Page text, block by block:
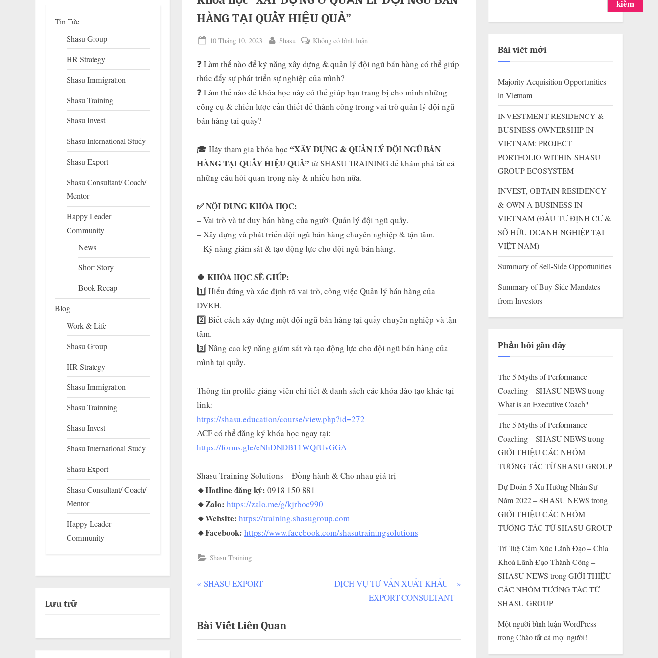
Toggle
HÀNG TẠI QUẦY HIỆU QUẢ”
Posted
10 Tháng 10, 2023 By
Shasu Không có bình luận
học
DỰNG
QUẢN
NGŨ
BÁN
QUẢ”
❓ Làm thế nào để kỹ năng xây dựng & quản lý đội ngũ bán hàng có thể giúp
thúc đẩy sự phát triển sự nghiệp của mình?
❓ Làm thế nào để khóa học này có thể giúp bạn trang bị cho mình những
công cụ & chiến lược cần thiết để thành công trong vai trò quản lý đội ngũ
bán hàng tại quầy?
🎓 Hãy tham gia khóa học “XÂY DỰNG & QUẢN LÝ ĐỘI NGŨ BÁN
HÀNG TẠI QUẦY HIỆU QUẢ” từ SHASU TRAINING để khám phá tất cả
những câu hỏi quan trọng này & nhiều hơn nữa.
✅ NỘI DUNG KHÓA HỌC:
– Vai trò và tư duy bán hàng của người Quản lý đội ngũ quầy.
– Xây dựng và phát triển đội ngũ bán hàng chuyên nghiệp & tận tâm.
– Kỹ năng giám sát & tạo động lực cho đội ngũ bán hàng.
🍀 KHÓA HỌC SẼ GIÚP:
1️⃣ Hiểu đúng và xác định rõ vai trò, công việc Quản lý bán hàng của
DVKH.
2️⃣ Biết cách xây dựng một đội ngũ bán hàng tại quầy chuyên nghiệp và tận
tâm.
3️⃣ Nâng cao kỹ năng giám sát và tạo động lực cho đội ngũ bán hàng của
mình tại quầy.
Thông tin profile giảng viên chi tiết & danh sách các khóa đào tạo khác tại
link:
https://shasu.education/course/view.php?id=272
ACE có thể đăng ký khóa học ngay tại:
https://forms.gle/eNhDNDB11WQfUvGGA
—————————
Shasu Training Solutions – Đồng hành & Cho nhau giá trị
🔸Hotline đăng ký: 0918 150 881
🔸Zalo: https://zalo.me/g/kjrboc990
🔸Website: https://training.shasugroup.com
🔸Facebook: https://www.facebook.com/shasutrainingsolutions
Shasu Training
Điều
bài
P
v
i
SHASU EXPORT
N
P
DỊCH VỤ TƯ VẤN XUẤT KHẨU –
EXPORT CONSULTANT
Bài Viết Liên Quan
Tin Tức
Shasu Group
HR Strategy
Shasu Immigration
Shasu Training
Shasu Invest
Shasu International Study
Shasu Export
Shasu Consultant/ Coach/
Mentor
Happy Leader
Community
News
Short Story
Book Recap
Blog
Work & Life
Shasu Group
HR Strategy
Shasu Immigration
Shasu Trainning
Shasu Invest
Shasu International Study
Shasu Export
Shasu Consultant/ Coach/
Mentor
Happy Leader
Community
Lưu trữ
kiếm
Bài viết mới
Majority Acquisition Opportunities
in Vietnam
INVESTMENT RESIDENCY &
BUSINESS OWNERSHIP IN
VIETNAM: PROJECT
PORTFOLIO WITHIN SHASU
GROUP ECOSYSTEM
INVEST, OBTAIN RESIDENCY
& OWN A BUSINESS IN
VIETNAM (ĐẦU TƯ ĐỊNH CƯ &
SỞ HỮU DOANH NGHIỆP TẠI
VIỆT NAM)
Summary of Sell-Side Opportunities
Summary of Buy-Side Mandates
from Investors
Phản hồi gần đây
The 5 Myths of Performance
Coaching – SHASU NEWS trong
What is an Executive Coach?
The 5 Myths of Performance
Coaching – SHASU NEWS trong
GIỚI THIỆU CÁC NHÓM
TƯƠNG TÁC TỪ SHASU GROUP
Dự Đoán 5 Xu Hướng Nhân Sự
Năm 2022 – SHASU NEWS trong
GIỚI THIỆU CÁC NHÓM
TƯƠNG TÁC TỪ SHASU GROUP
Trí Tuệ Cảm Xúc Lãnh Đạo – Chìa
Khoá Lãnh Đạo Thành Công –
SHASU NEWS trongGIỚI THIỆU
CÁC NHÓM TƯƠNG TÁC TỪ
SHASU GROUP
Một người bình luận WordPress
trongChào tất cả mọi người!